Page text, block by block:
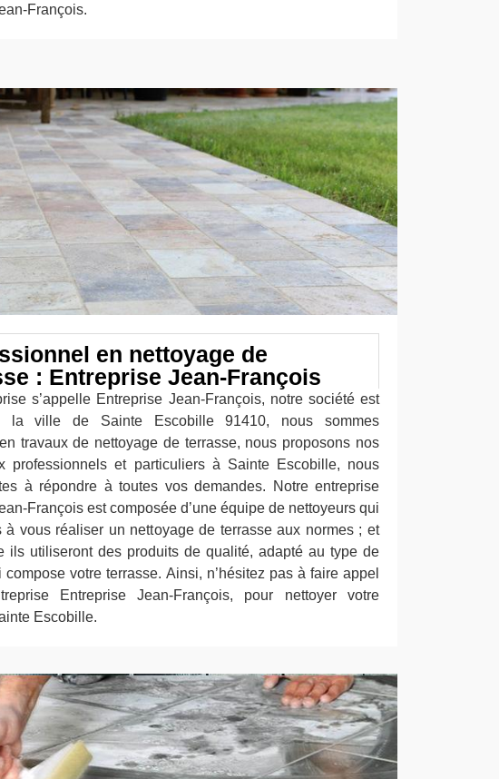
François.
en nettoyage de
: Entreprise Jean-François
s’appelle Entreprise Jean-François, notre société est
la ville de Sainte Escobille 91410, nous sommes
travaux de nettoyage de terrasse, nous proposons nos
professionnels et particuliers à Sainte Escobille, nous
à répondre à toutes vos demandes. Notre entreprise
François est composée d’une équipe de nettoyeurs qui
à vous réaliser un nettoyage de terrasse aux normes ; et
ils utiliseront des produits de qualité, adapté au type de
compose votre terrasse. Ainsi, n’hésitez pas à faire appel
Entreprise Jean-François, pour nettoyer votre
Escobille.